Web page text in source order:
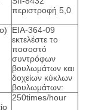
περιστροφή 5,0
EIA-364-09
εκτελέστε το
ποσοστό
συντρόφων
βουλωμάτων και
δοχείων κύκλων
βουλωμάτων:
250times/hour